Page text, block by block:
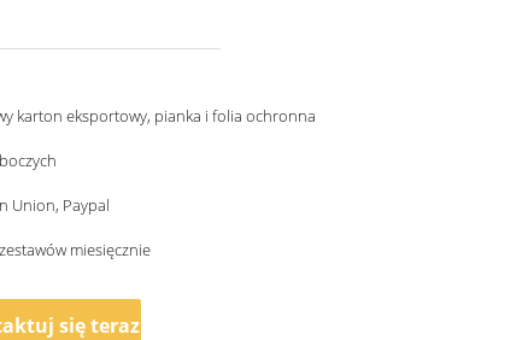
karton eksportowy, pianka i folia ochronna
Union, Paypal
miesięcznie
się teraz